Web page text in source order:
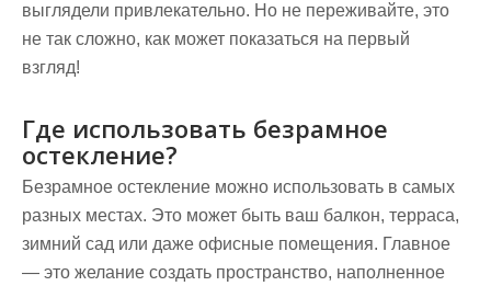
выглядели привлекательно. Но не переживайте, это
не так сложно, как может показаться на первый
взгляд!
Где использовать безрамное
остекление?
Безрамное остекление можно использовать в самых
разных местах. Это может быть ваш балкон, терраса,
зимний сад или даже офисные помещения. Главное
— это желание создать пространство, наполненное